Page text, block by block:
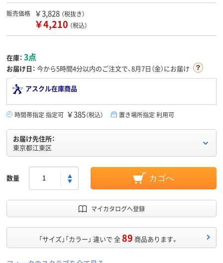
販売価格 ￥3,828 （税抜き）
￥4,210 （税込）
在庫： 3点
お届け日： 今から5時間4分以内のご注文で、8月7日（金）にお届け
アスクル在庫商品
時間帯指定 指定可 ￥385（税込） 置き場所指定 利用可
お届け先住所：
東京都江東区
数量 カゴへ
マイカタログへ登録
「サイズ」「カラー」 違いで 全89 商品あります。